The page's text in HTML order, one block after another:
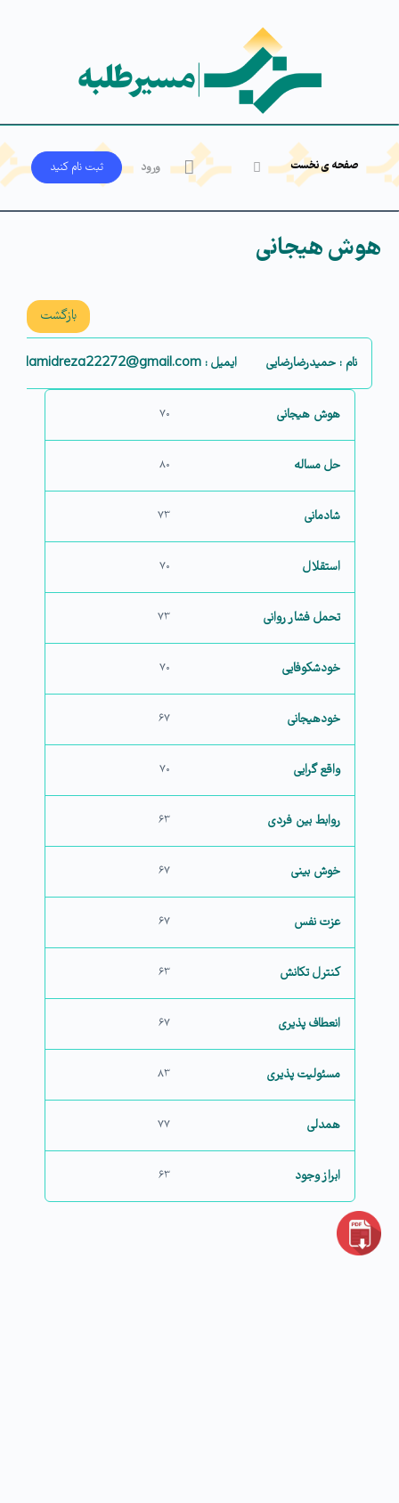
صفحه ی نخست ورود ثبت‌ نام کنید
هوش هیجانی
بازگشت
نام : حمیدرضارضایی ایمیل : Hamidreza22272@gmail.com
هوش هیجانی ۷۰
حل مساله ۸۰
شادمانی ۷۳
استقلال ۷۰
تحمل فشار روانی ۷۳
خودشکوفایی ۷۰
خودهیجانی ۶۷
واقع گرایی ۷۰
روابط بین فردی ۶۳
خوش بینی ۶۷
عزت نفس ۶۷
کنترل تکانش ۶۳
انعطاف پذیری ۶۷
مسئولیت پذیری ۸۳
همدلی ۷۷
ابراز وجود ۶۳